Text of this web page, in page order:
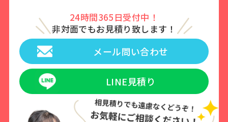
24時間365日受付中！
非対面でもお見積り致します！
メール問い合わせ
LINE見積り